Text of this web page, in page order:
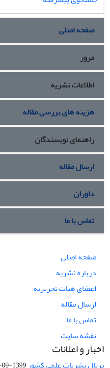
صفحه اصلی
مرور
اطلاعات نشریه
هزینه های بررسی مقاله
راهنمای نویسندگان
ارسال مقاله
داوران
تماس با ما
صفحه اصلی
درباره نشریه
اعضای هیات تحریریه
ارسال مقاله
تماس با ما
نقشه سایت
اخبار و اعلانات